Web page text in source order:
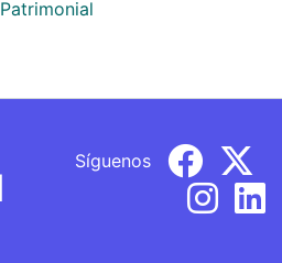
Síguenos